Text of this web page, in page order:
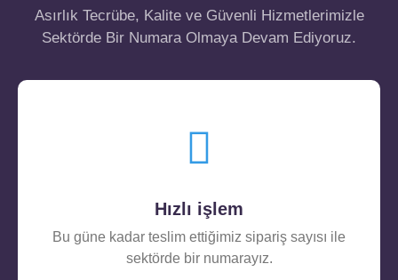
Asırlık Tecrübe, Kalite ve Güvenli Hizmetlerimizle
Sektörde Bir Numara Olmaya Devam Ediyoruz.
Hızlı işlem
Bu güne kadar teslim ettiğimiz sipariş sayısı ile
sektörde bir numarayız.